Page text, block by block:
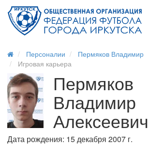
Персоналии
Пермяков Владимир
Игровая карьера
Пермяков
Владимир
Алексеевич
Дата рождения: 15 декабря 2007 г.